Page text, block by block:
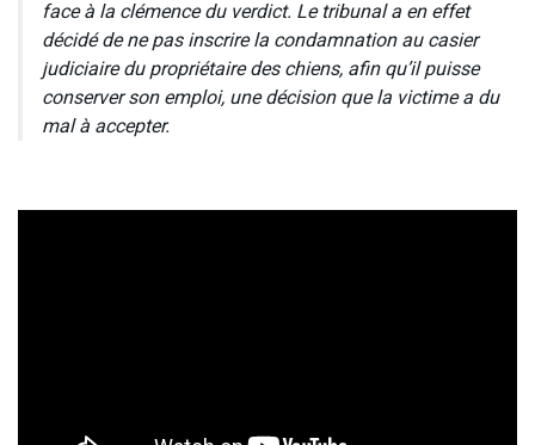
face à la clémence du verdict. Le tribunal a en effet
décidé de ne pas inscrire la condamnation au casier
judiciaire du propriétaire des chiens, afin qu’il puisse
conserver son emploi, une décision que la victime a du
mal à accepter.